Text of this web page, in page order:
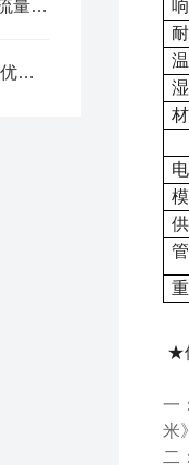
精准长效运行：ALICAT 耐腐蚀流量计精度维护全方案
耐高温质量流量计的技术特点及优势体现
★
一
米
二